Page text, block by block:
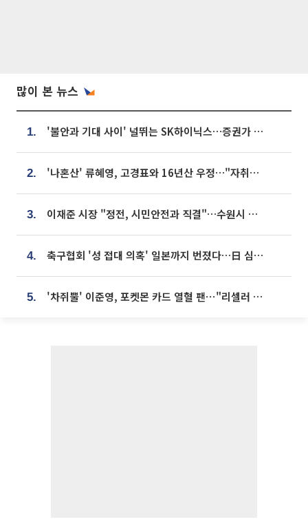
많이 본 뉴스
1. '불안과 기대 사이' 널뛰는 SK하이닉스…증권가 "HBM4·LTA 기반 펀터멘털 견고"
2. '나혼산' 류혜영, 고경표와 16년산 우정…"자취방서 부모님과 마주쳐"
3. 이재준 시장 "정전, 시민안전과 직결"…수원시 비상대응체계 가동
4. 축구협회 '성 접대 의혹' 일본까지 번졌다…日 심판 실명 공개
5. '차쥐뿔' 이준영, 포켓몬 카드 열혈 팬⋯"리셀러 처단할 것"